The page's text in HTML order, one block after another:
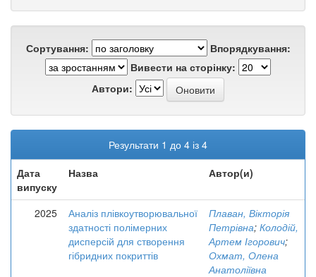
Сортування:
Впорядкування:
Вивести на сторінку:
Автори:
Результати 1 до 4 із 4
Дата
випуску
Назва Автор(и)
2025
Аналіз плівкоутворювальної
здатності полімерних
дисперсій для створення
гібридних покриттів
Плаван, Вікторія
Петрівна; Колодій,
Артем Ігорович;
Охмат, Олена
Анатоліївна